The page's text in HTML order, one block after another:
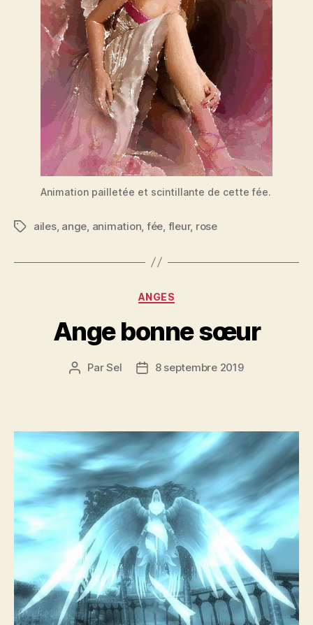
Animation pailletée et scintillante de cette fée.
Étiquettes
ailes, ange animation fée fleur, rose
Catégories
ANGES
Ange bonne sœur
Auteur
ParSel
Date8 septembre 2019